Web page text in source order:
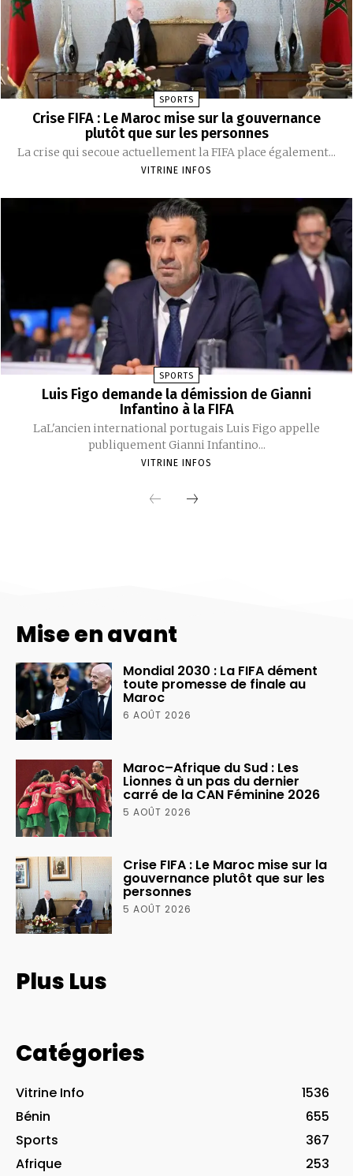
Mise en avant
Mondial 2030 : La FIFA dément
toute promesse de finale au
Maroc
6 AOÛT 2026
Maroc–Afrique du Sud : Les
Lionnes à un pas du dernier
carré de la CAN Féminine 2026
5 AOÛT 2026
Crise FIFA : Le Maroc mise sur la
gouvernance plutôt que sur les
personnes
5 AOÛT 2026
Plus Lus
Catégories
Vitrine Info
1536
Bénin
655
Sports
367
Afrique
253